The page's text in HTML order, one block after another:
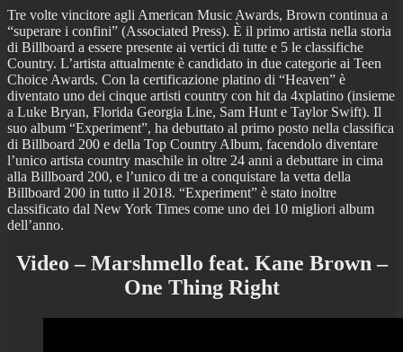
Tre volte vincitore agli American Music Awards, Brown continua a
“superare i confini” (Associated Press). È il primo artista nella storia
di Billboard a essere presente ai vertici di tutte e 5 le classifiche
Country. L’artista attualmente è candidato in due categorie ai Teen
Choice Awards. Con la certificazione platino di “Heaven” è
diventato uno dei cinque artisti country con hit da 4xplatino (insieme
a Luke Bryan, Florida Georgia Line, Sam Hunt e Taylor Swift). Il
suo album “Experiment”, ha debuttato al primo posto nella classifica
di Billboard 200 e della Top Country Album, facendolo diventare
l’unico artista country maschile in oltre 24 anni a debuttare in cima
alla Billboard 200, e l’unico di tre a conquistare la vetta della
Billboard 200 in tutto il 2018. “Experiment” è stato inoltre
classificato dal New York Times come uno dei 10 migliori album
dell’anno.
Video – Marshmello feat. Kane Brown –
One Thing Right